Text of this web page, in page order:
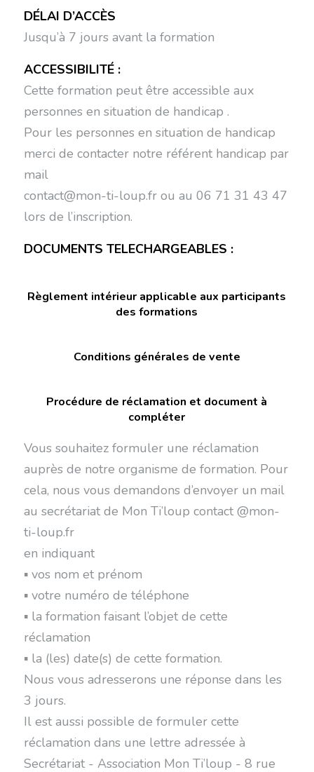
DÉLAI D’ACCÈS
Jusqu’à 7 jours avant la formation
ACCESSIBILITÉ :
Cette formation peut être accessible aux
personnes en situation de handicap .
Pour les personnes en situation de handicap
merci de contacter notre référent handicap par
mail
contact@mon-ti-loup.fr ou au 06 71 31 43 47
lors de l’inscription.
DOCUMENTS TELECHARGEABLES :
Règlement intérieur applicable aux participants
des formations
Conditions générales de vente
Procédure de réclamation et document à
compléter
Vous souhaitez formuler une réclamation
auprès de notre organisme de formation. Pour
cela, nous vous demandons d’envoyer un mail
au secrétariat de Mon Ti’loup contact @mon-
ti-loup.fr
en indiquant
▪ vos nom et prénom
▪ votre numéro de téléphone
▪ la formation faisant l’objet de cette
réclamation
▪ la (les) date(s) de cette formation.
Nous vous adresserons une réponse dans les
3 jours.
Il est aussi possible de formuler cette
réclamation dans une lettre adressée à
Secrétariat - Association Mon Ti’loup - 8 rue